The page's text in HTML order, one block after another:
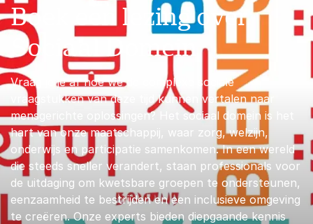
Boek een lezing over
Sociaal Domein
Vraag je je af hoe we de complexe sociale
vraagstukken van deze tijd kunnen vertalen naar
mensgerichte oplossingen? Het sociaal domein is het
hart van onze maatschappij, waar zorg, welzijn,
onderwijs en participatie samenkomen. In een wereld
die steeds sneller verandert, staan professionals voor
de uitdaging om kwetsbare groepen te ondersteunen,
eenzaamheid te bestrijden en een inclusieve omgeving
te creëren. Onze experts bieden diepgaande kennis